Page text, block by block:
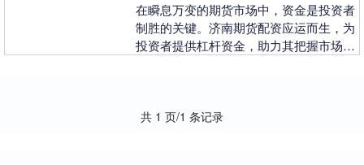
在瞬息万变的期货市场中，资金是投资者
制胜的关键。济南期货配资应运而生，为
投资者提供杠杆资金，助力其把握市场先
共 1 页/1 条记录